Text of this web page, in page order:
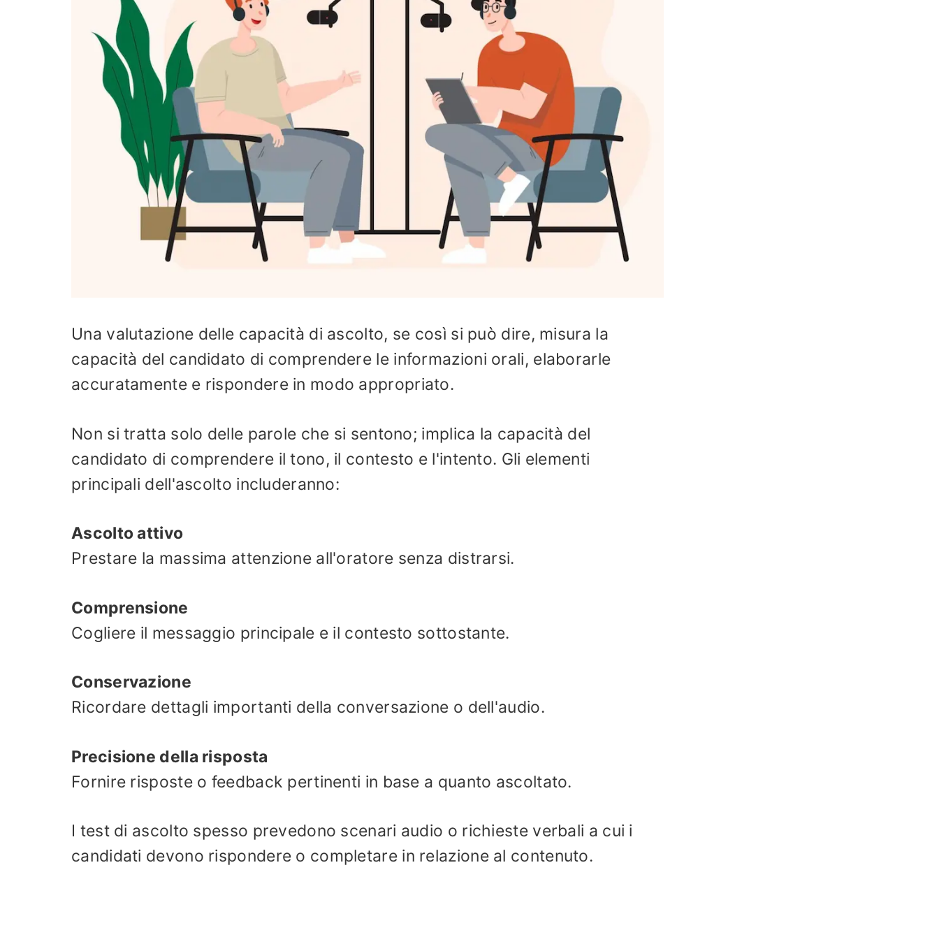
Una valutazione delle capacità di ascolto, se così si può dire, misura la
capacità del candidato di comprendere le informazioni orali, elaborarle
accuratamente e rispondere in modo appropriato.
Non si tratta solo delle parole che si sentono; implica la capacità del
candidato di comprendere il tono, il contesto e l'intento. Gli elementi
principali dell'ascolto includeranno:
Ascolto attivo
Prestare la massima attenzione all'oratore senza distrarsi.
Comprensione
Cogliere il messaggio principale e il contesto sottostante.
Conservazione
Ricordare dettagli importanti della conversazione o dell'audio.
Precisione della risposta
Fornire risposte o feedback pertinenti in base a quanto ascoltato.
I test di ascolto spesso prevedono scenari audio o richieste verbali a cui i
candidati devono rispondere o completare in relazione al contenuto.